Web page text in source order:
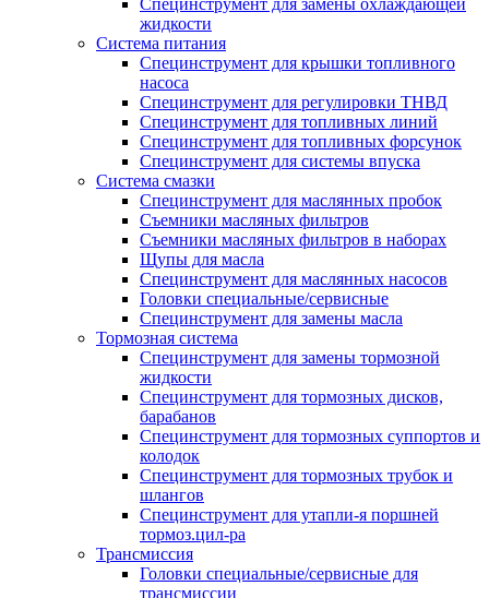
Специнструмент для замены охлаждающей
жидкости
Система питания
Специнструмент для крышки топливного
насоса
Специнструмент для регулировки ТНВД
Специнструмент для топливных линий
Специнструмент для топливных форсунок
Специнструмент для системы впуска
Система смазки
Специнструмент для маслянных пробок
Съемники масляных фильтров
Съемники масляных фильтров в наборах
Щупы для масла
Специнструмент для маслянных насосов
Головки специальные/сервисные
Специнструмент для замены масла
Тормозная система
Специнструмент для замены тормозной
жидкости
Специнструмент для тормозных дисков,
барабанов
Специнструмент для тормозных суппортов и
колодок
Специнструмент для тормозных трубок и
шлангов
Специнструмент для утапли-я поршней
тормоз.цил-ра
Трансмиссия
Головки специальные/сервисные для
трансмиссии